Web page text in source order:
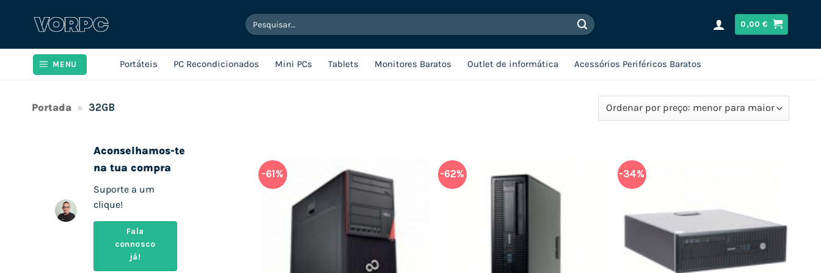
Pesquisar
por:
0,00€
MENU Portáteis PC Recondicionados Mini PCs Tablets Monitores Baratos Outlet de informática Acessórios Periféricos Baratos
Portada » 32GB
Aconselhamos-te
na tua compra
Suporte a um
clique!
Fala
connosco
já!
-61% -62% -34%